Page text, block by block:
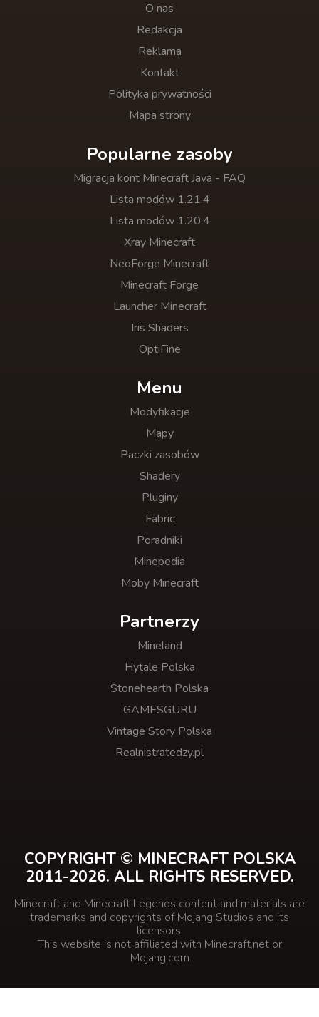
O nas
Redakcja
Reklama
Kontakt
Polityka prywatności
Mapa strony
Popularne zasoby
Migracja kont Minecraft Java - FAQ
Lista modów 1.21.4
Lista modów 1.20.4
Xray Minecraft
NeoForge Minecraft
Minecraft Forge
Launcher Minecraft
Iris Shaders
OptiFine
Menu
Modyfikacje
Mapy
Paczki zasobów
Shadery
Pluginy
Fabric
Poradniki
Minepedia
Moby Minecraft
Partnerzy
Mineland
Hytale Polska
Stonehearth Polska
GAMESGURU
Vintage Story Polska
Realnistratedzy.pl
COPYRIGHT © MINECRAFT POLSKA
2011-2026. ALL RIGHTS RESERVED.
Minecraft and Minecraft Legends content and materials are
trademarks and copyrights of Mojang Studios and its
licensors.
This website is not affiliated with Minecraft.net or
Mojang.com